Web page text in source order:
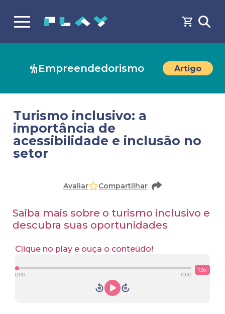
Empreendedorismo Artigo
Turismo inclusivo: a
importância de
acessibilidade e inclusão no
setor
Avaliar Compartilhar
Saiba mais sobre o turismo inclusivo e
descubra suas oportunidades
Clique no play e ouça o conteúdo!
0:00 0:00
1.0x